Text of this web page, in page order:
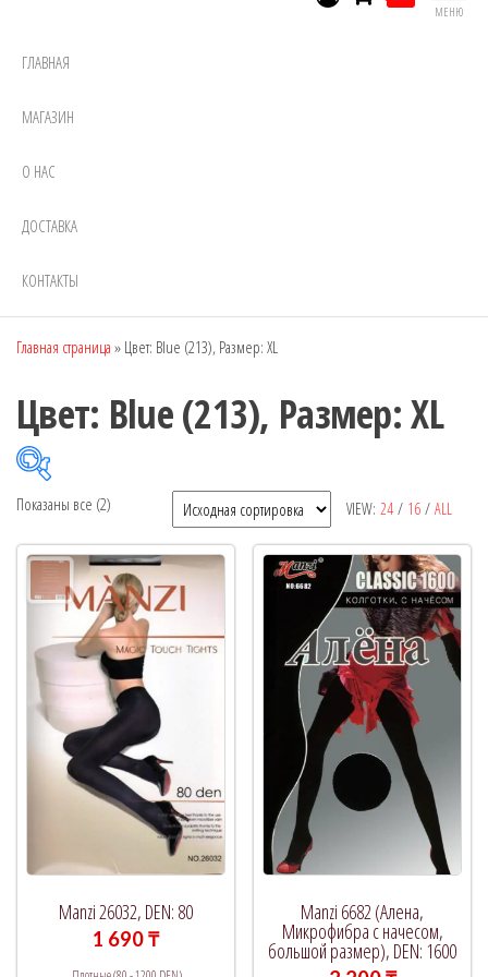
МЕНЮ
ГЛАВНАЯ
МАГАЗИН
О НАС
ДОСТАВКА
КОНТАКТЫ
Главная страница » Цвет: Blue (213), Размер: XL
Цвет: Blue (213), Размер: XL
Рекомендуемый продукт
В продаже(0)
Категории товаров
VIEW: 24 / 16 / ALL
Показаны все (2)
Manzi 26032, DEN: 80
1 690₸
Manzi 6682 (Алена,
Микрофибра с начесом,
большой размер), DEN: 1600